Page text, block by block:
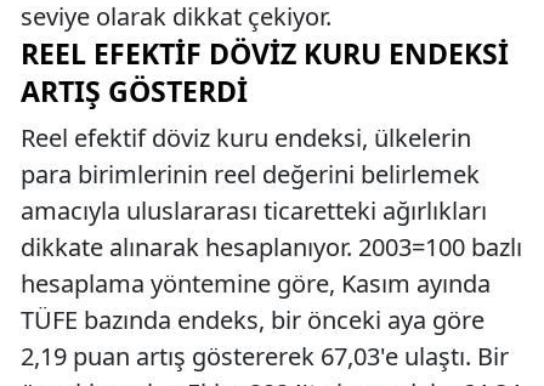
seviye olarak dikkat çekiyor.
REEL EFEKTIF DÖVIZ KURU ENDEKSI
ARTIŞ GÖSTERDI
Reel efektif döviz kuru endeksi, ülkelerin
para birimlerinin reel değerini belirlemek
amacıyla uluslararası ticaretteki ağırlıkları
dikkate alınarak hesaplanıyor. 2003=100 bazlı
hesaplama yöntemine göre, Kasım ayında
TÜFE bazında endeks, bir önceki aya göre
2,19 puan artış göstererek 67,03'e ulaştı. Bir